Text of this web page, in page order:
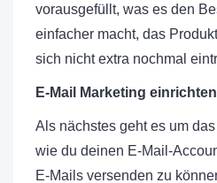
vorausgefüllt, was es den
einfacher macht, das
sich nicht extra nochmal
E-Mail Marketing
Als nächstes geht es um
wie du deinen E-Mail-
E-Mails versenden zu